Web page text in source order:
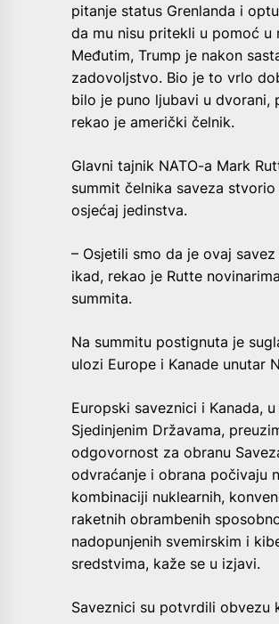
pitanje status Grenlanda i
da mu nisu pritekli u pomoć u
Međutim, Trump je nakon
zadovoljstvo. Bio je to vrlo
bilo je puno ljubavi u dvorani,
rekao je američki čelnik.
Glavni tajnik NATO-a Mark
summit čelnika saveza
osjećaj jedinstva.
– Osjetili smo da je ovaj
ikad, rekao je Rutte
summita.
Na summitu postignuta je
ulozi Europe i Kanade unutar
Europski saveznici i Kanada,
Sjedinjenim Državama,
odgovornost za obranu
odvraćanje i obrana počivaju
kombinaciji nuklearnih,
raketnih obrambenih
nadopunjenih svemirskim i
sredstvima, kaže se u izjavi.
Saveznici su potvrdili obvezu